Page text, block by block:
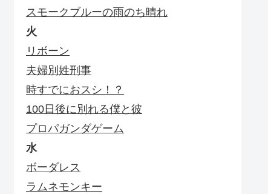
スモークブルーの雨のち晴れ
火
リボーン
夫婦別姓刑事
時すでにおスシ！？
100日後に別れる僕と彼
プロパガンダゲーム
水
ボーダレス
ラムネモンキー